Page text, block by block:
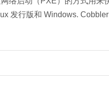
发行版和 Windows. Cobbler